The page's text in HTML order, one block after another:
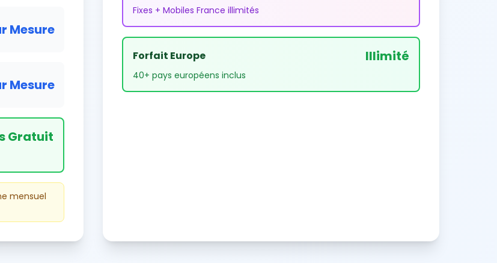
Mesure
Mesure
Gratuit
mensuel
Fixes + Mobiles France illimités
Forfait Europe Illimité
40+ pays européens inclus